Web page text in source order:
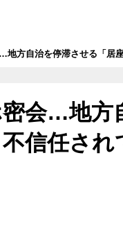
地方自治を停滞させる「居
会…地方
信任され